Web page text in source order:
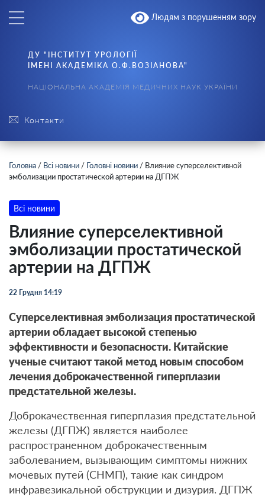
Людям з порушенням зору
Контакти
ДУ "ІНСТИТУТ УРОЛОГІЇ
ІМЕНІ АКАДЕМІКА О.Ф.ВОЗІАНОВА"
НАЦІОНАЛЬНА АКАДЕМІЯ МЕДИЧНИХ НАУК УКРАЇНИ
Головна / Всі новини / Головні новини / Влияние суперселективной
эмболизации простатической артерии на ДГПЖ
Всі новини
Влияние суперселективной
эмболизации простатической
артерии на ДГПЖ
22 Грудня 14:19
Суперселективная эмболизация простатической
артерии обладает высокой степенью
эффективности и безопасности. Китайские
ученые считают такой метод новым способом
лечения доброкачественной гиперплазии
предстательной железы.
Доброкачественная гиперплазия предстательной
железы (ДГПЖ) является наиболее
распространенном доброкачественным
заболеванием, вызывающим симптомы нижних
мочевых путей (СНМП), такие как синдром
инфравезикальной обструкции и дизурия. ДГПЖ